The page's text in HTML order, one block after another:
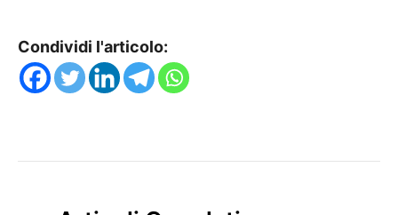
Condividi l'articolo: